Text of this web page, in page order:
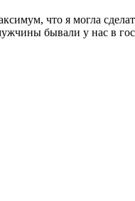
что я могла
бывали у нас в